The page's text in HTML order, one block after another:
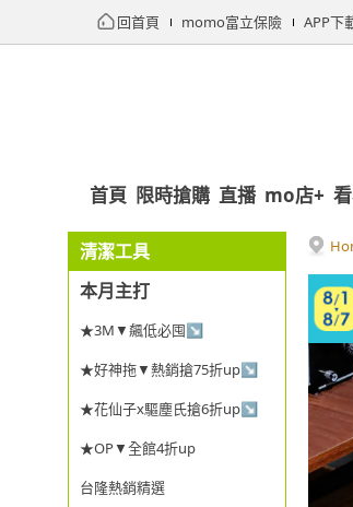
回首頁 momo富立保險 APP下
首頁 限時搶購 直播 mo店+
清潔工具
本月主打
★3M▼飆低必囤↘
★好神拖▼熱銷搶75折up↘
★花仙子x驅塵氏搶6折up↘
★OP▼全館4折up
台隆熱銷精選